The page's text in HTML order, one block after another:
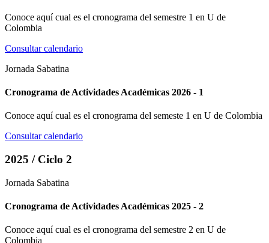
Conoce aquí cual es el cronograma del semestre 1 en U de
Colombia
Consultar calendario
Jornada Sabatina
Cronograma de Actividades Académicas 2026 - 1
Conoce aquí cual es el cronograma del semeste 1 en U de Colombia
Consultar calendario
2025 / Ciclo 2
Jornada Sabatina
Cronograma de Actividades Académicas 2025 - 2
Conoce aquí cual es el cronograma del semestre 2 en U de
Colombia